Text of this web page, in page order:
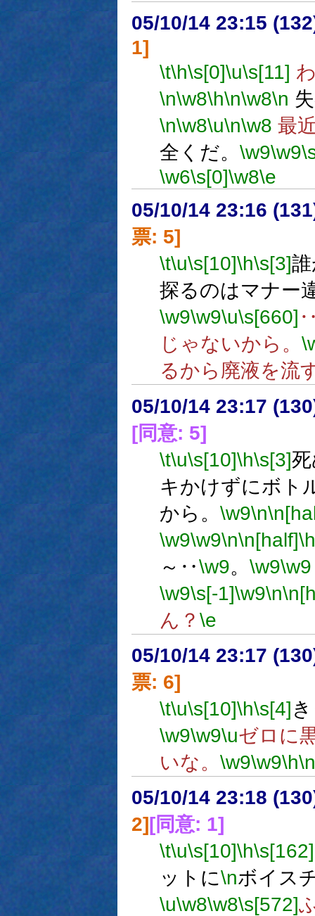
05/10/14 23:15
1]
\t\h\s[0]\u\s[11]
\n\w8\h\n\w8\n
\n\w8\u\n\w8 最
全くだ。 \w9\w9
\w6\s[0]\w8\e
05/10/14 23:16
票: 5]
\t\u\s[10]\h\s[3]
探るのはマナー
\w9\w9\u\s[660]
じゃないから。
るから廃液を流
05/10/14 23:17
[同意: 5]
\t\u\s[10]\h\s[3]
キかけずにボト
から。 \w9\n
\w9\w9\n\n[half]\h
～‥\w9。 \w9\w9
\w9\s[-1]\w9\n
ん？ \e
05/10/14 23:17
票: 6]
\t\u\s[10]\h\s[4]
\w9\w9\uゼロに
いな。 \w9\w9\h\n
05/10/14 23:18
2][同意: 1]
\t\u\s[10]\h\s[162]
ットに\nボイス
\u\w8\w8\s[572]